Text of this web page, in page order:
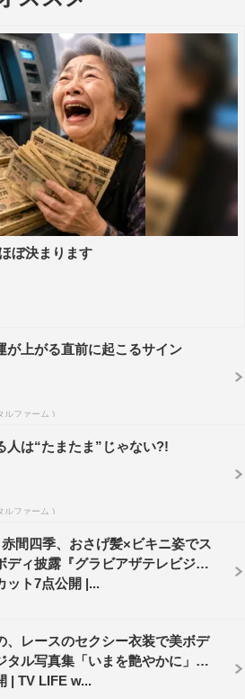
ぼ決まります
が上がる直前に起こるサイン
ルファーム )
人は“たまたま”じゃない?!
ルファーム )
間四季、おさげ髪×ビキニ姿でス
ディ披露『グラビアザテレビジョ
ット7点公開 |...
、レースのセクシー衣装で美ボデ
ル写真集「いまを艶やかに」誌
| TV LIFE w...